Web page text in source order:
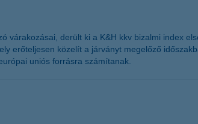
várakozásai, derült ki a K&H kkv bizalmi index
erőteljesen közelít a járványt megelőző
uniós forrásra számítanak.